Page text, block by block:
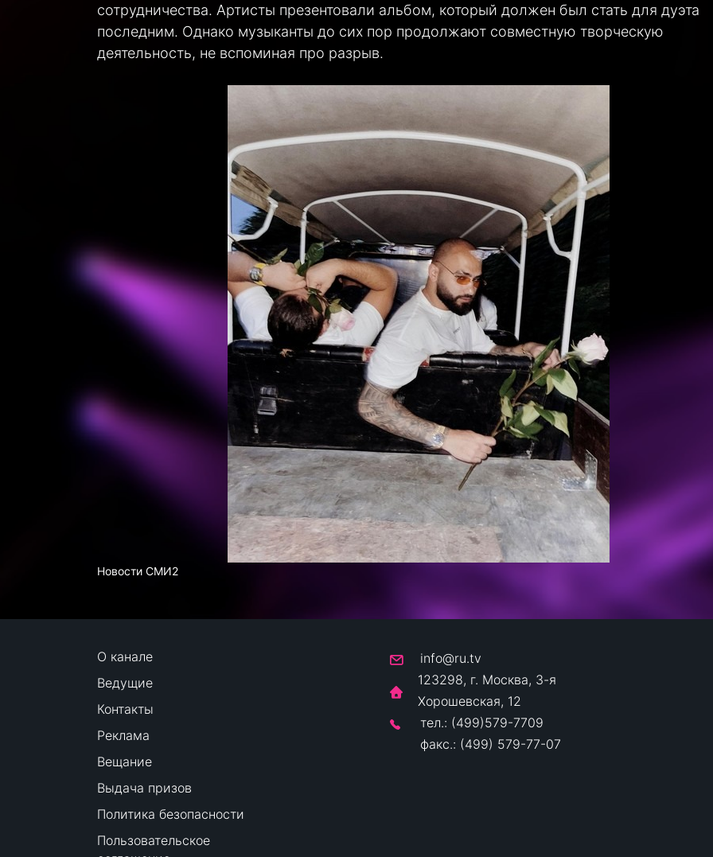
сотрудничества. Артисты презентовали альбом, который должен был стать для дуэта
последним. Однако музыканты до сих пор продолжают совместную творческую
деятельность, не вспоминая про разрыв.
Новости СМИ2
О канале
Ведущие
Контакты
Реклама
Вещание
Выдача призов
Политика безопасности
Пользовательское
info@ru.tv
123298, г. Москва, 3-я
Хорошевская, 12
тел.: (499)579-7709
факс.: (499) 579-77-07